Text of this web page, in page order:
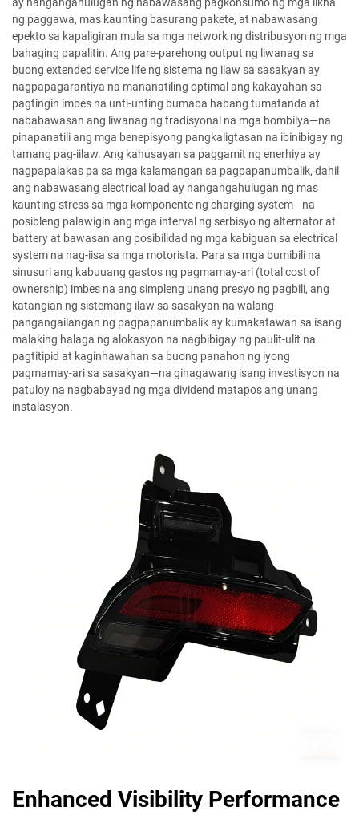
ng paggawa, mas kaunting basurang pakete, at nabawasang
epekto sa kapaligiran mula sa mga network ng distribusyon ng mga
bahaging papalitin. Ang pare-parehong output ng liwanag sa
buong extended service life ng sistema ng ilaw sa sasakyan ay
nagpapagarantiya na mananatiling optimal ang kakayahan sa
pagtingin imbes na unti-unting bumaba habang tumatanda at
nababawasan ang liwanag ng tradisyonal na mga bombilya—na
pinapanatili ang mga benepisyong pangkaligtasan na ibinibigay ng
tamang pag-iilaw. Ang kahusayan sa paggamit ng enerhiya ay
nagpapalakas pa sa mga kalamangan sa pagpapanumbalik, dahil
ang nabawasang electrical load ay nangangahulugan ng mas
kaunting stress sa mga komponente ng charging system—na
posibleng palawigin ang mga interval ng serbisyo ng alternator at
battery at bawasan ang posibilidad ng mga kabiguan sa electrical
system na nag-iisa sa mga motorista. Para sa mga bumibili na
sinusuri ang kabuuang gastos ng pagmamay-ari (total cost of
ownership) imbes na ang simpleng unang presyo ng pagbili, ang
katangian ng sistemang ilaw sa sasakyan na walang
pangangailangan ng pagpapanumbalik ay kumakatawan sa isang
malaking halaga ng alokasyon na nagbibigay ng paulit-ulit na
pagtitipid at kaginhawahan sa buong panahon ng iyong
pagmamay-ari sa sasakyan—na ginagawang isang investisyon na
patuloy na nagbabayad ng mga dividend matapos ang unang
instalasyon.
Enhanced Visibility Performance